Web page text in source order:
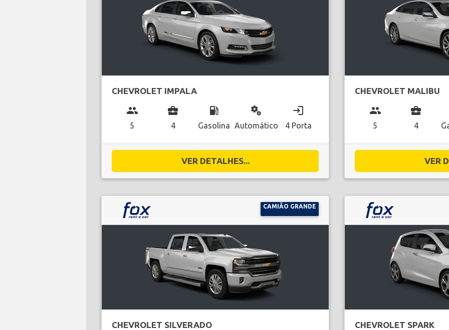
CHEVROLET IMPALA
group
5
business_center
4
local_gas_station
Gasolina
miscellaneous_services
Automático
login
4 Porta
VER DETALHES...
CHEVROLET MALIBU
group
5
business_center
4
VER
CAMIÃO GRANDE
CHEVROLET SILVERADO CHEVROLET SPARK